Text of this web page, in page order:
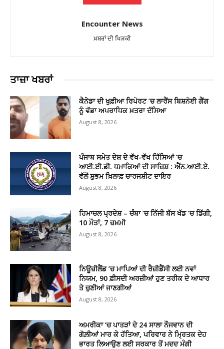
Encounter News
ਖ਼ਬਰਾਂ ਦੀ ਖਿੜਕੀ
ਤਾਜ਼ਾ ਖਬਰਾਂ
ਕੈਨੇਡਾ ਦੀ ਖੁਫ਼ੀਆ ਰਿਪੋਰਟ ’ਚ ਲਾਰੈਂਸ ਬਿਸ਼ਨੋਈ ਗੈਂਗ
ਨੂੰ ਵੱਡਾ ਅਪਰਾਧਿਕ ਖ਼ਤਰਾ ਦੱਸਿਆ
August 8, 2026
ਪੰਜਾਬ ਸਮੇਤ ਦੇਸ਼ ਦੇ ਵੱਖ-ਵੱਖ ਹਿੱਸਿਆਂ ’ਚ
ਆਈ.ਈ.ਡੀ. ਧਮਾਕਿਆਂ ਦੀ ਸਾਜ਼ਿਸ਼ : ਐੱਨ.ਆਈ.ਏ.
ਵੱਲੋਂ ਸ਼ੁਭਮ ਖ਼ਿਲਾਫ਼ ਚਾਰਜਸ਼ੀਟ ਦਾਇਰ
August 8, 2026
ਹਿਮਾਚਲ ਪ੍ਰਦੇਸ਼ – ਚੰਬਾ ’ਚ ਨਿੱਜੀ ਬੱਸ ਖੱਡ ’ਚ ਡਿੱਗੀ,
10 ਮੌਤਾਂ, 7 ਜ਼ਖ਼ਮੀ
August 8, 2026
ਨਿਊਜ਼ੀਲੈਂਡ ’ਚ ਮਾਪਿਆਂ ਦੀ ਰੈਜ਼ੀਡੈਂਸੀ ਲਈ ਨਵਾਂ
ਨਿਯਮ, 90 ਫ਼ੀਸਦੀ ਅਰਜ਼ੀਆਂ ਹੁਣ ਤਰੀਕ ਦੇ ਆਧਾਰ
ਤੇ ਚੁਣੀਆਂ ਜਾਣਗੀਆਂ
August 8, 2026
ਅਮਰੀਕਾ ‘ਚ ਪਾਤੜਾਂ ਦੇ 24 ਸਾਲਾ ਨੌਜਵਾਨ ਦੀ
ਗੋਲ਼ੀਆਂ ਮਾਰ ਕੇ ਹੱਤਿਆ, ਪਰਿਵਾਰ ਨੇ ਮ੍ਰਿਤਕ ਦੇਹ
ਭਾਰਤ ਲਿਆਉਣ ਲਈ ਸਰਕਾਰ ਤੋਂ ਮਦਦ ਮੰਗੀ